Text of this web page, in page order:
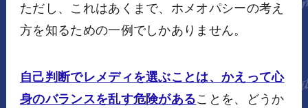
ただし、これはあくまで、ホメオパシーの考え
方を知るための一例でしかありません。
自己判断でレメディを選ぶことは、かえって心
身のバランスを乱す危険があることを、どうか